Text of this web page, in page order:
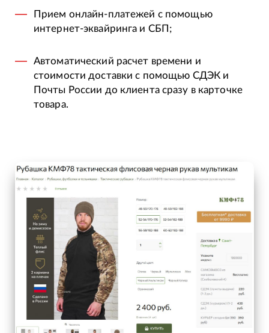
Прием онлайн-платежей с помощью
интернет-эквайринга и СБП;
Автоматический расчет времени и
стоимости доставки с помощью СДЭК и
Почты России до клиента сразу в карточке
товара.